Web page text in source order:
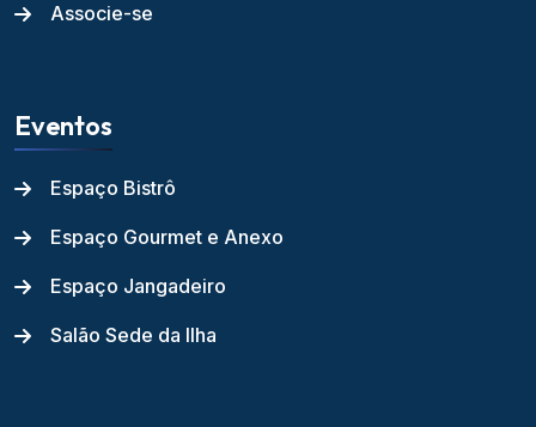
Associe-se
Eventos
Espaço Bistrô
Espaço Gourmet e Anexo
Espaço Jangadeiro
Salão Sede da Ilha